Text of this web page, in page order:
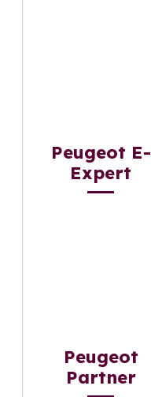
Peugeot E-
Expert
Peugeot
Partner